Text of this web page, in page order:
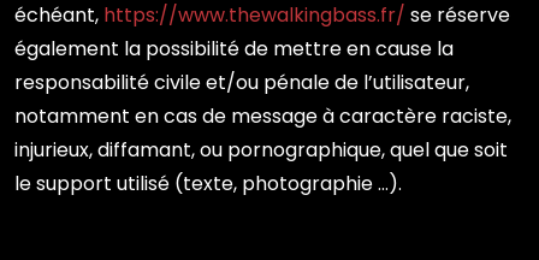
échéant, https://www.thewalkingbass.fr/ se réserve
également la possibilité de mettre en cause la
responsabilité civile et/ou pénale de l’utilisateur,
notamment en cas de message à caractère raciste,
injurieux, diffamant, ou pornographique, quel que soit
le support utilisé (texte, photographie …).